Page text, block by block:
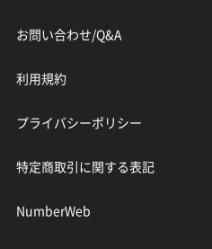
お問い合わせ/Q&A
利用規約
プライバシーポリシー
特定商取引に関する表記
NumberWeb